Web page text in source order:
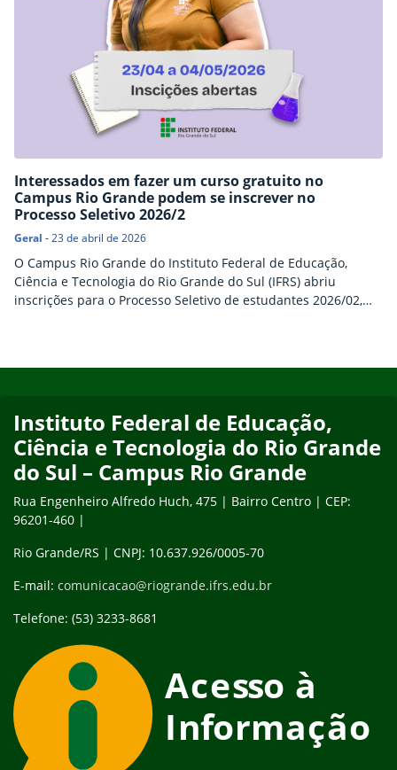
Interessados em fazer um curso gratuito no
Campus Rio Grande podem se inscrever no
Processo Seletivo 2026/2
Geral -23 de abril de 2026
O Campus Rio Grande do Instituto Federal de Educação,
Ciência e Tecnologia do Rio Grande do Sul (IFRS) abriu
inscrições para o Processo Seletivo de estudantes 2026/02,
Instituto Federal de Educação,
Ciência e Tecnologia do Rio Grande
do Sul – Campus Rio Grande
Rua Engenheiro Alfredo Huch, 475 | Bairro Centro | CEP:
96201-460 |
Rio Grande/RS | CNPJ: 10.637.926/0005-70
E-mail: comunicacao@riogrande.ifrs.edu.br
Telefone: (53) 3233-8681